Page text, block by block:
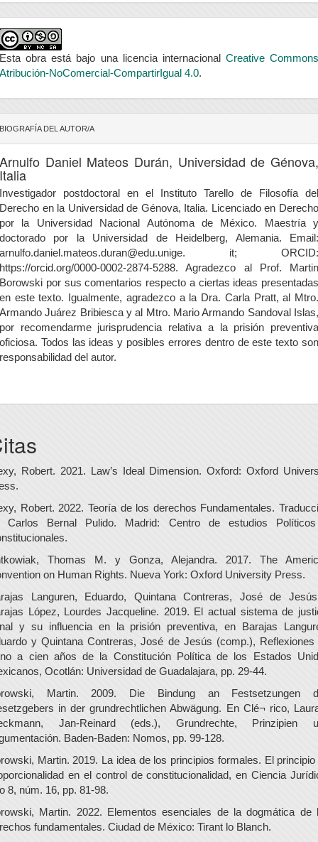
Esta obra está bajo una licencia internacional Creative Commons
Atribución-NoComercial-CompartirIgual 4.0.
BIOGRAFÍA DEL AUTOR/A
Arnulfo Daniel Mateos Durán, Universidad de
Italia
Investigador postdoctoral en el Instituto Tarello de Filosofía del
Derecho en la Universidad de Génova, Italia. Licenciado en Derecho
por la Universidad Nacional Autónoma de México. Maestría y
doctorado por la Universidad de Heidelberg, Alemania. Email:
arnulfo.daniel.mateos.duran@edu.unige. it; ORCID:
https://orcid.org/0000-0002-2874-5288. Agradezco al Prof. Martin
Borowski por sus comentarios respecto a ciertas ideas presentadas
en este texto. Igualmente, agradezco a la Dra. Carla Pratt, al Mtro.
Armando Juárez Bribiesca y al Mtro. Mario Armando Sandoval Islas,
por recomendarme jurisprudencia relativa a la prisión preventiva
oficiosa. Todos las ideas y posibles errores dentro de este texto son
responsabilidad del autor.
Robert. 2021. Law’s Ideal Dimension. Oxford: Oxford
Robert. 2022. Teoría de los derechos Fundamentales.
Carlos Bernal Pulido. Madrid: Centro de estudios
Thomas M. y Gonza, Alejandra. 2017. The
on Human Rights. Nueva York: Oxford University Press.
Languren, Eduardo, Quintana Contreras, José de
López, Lourdes Jacqueline. 2019. El actual sistema de
y su influencia en la prisión preventiva, en Barajas
y Quintana Contreras, José de Jesús (comp.), Reflexiones
a cien años de la Constitución Política de los Estados
Ocotlán: Universidad de Guadalajara, pp. 29-44.
Martin. 2009. Die Bindung an Festsetzungen
in der grundrechtlichen Abwägung. En Clé¬ rico,
Jan-Reinard (eds.), Grundrechte, Prinzipien
Baden-Baden: Nomos, pp. 99-128.
Martin. 2019. La idea de los principios formales. El principio
en el control de constitucionalidad, en Ciencia
8, núm. 16, pp. 81-98.
Martin. 2022. Elementos esenciales de la dogmática de
fundamentales. Ciudad de México: Tirant lo Blanch.